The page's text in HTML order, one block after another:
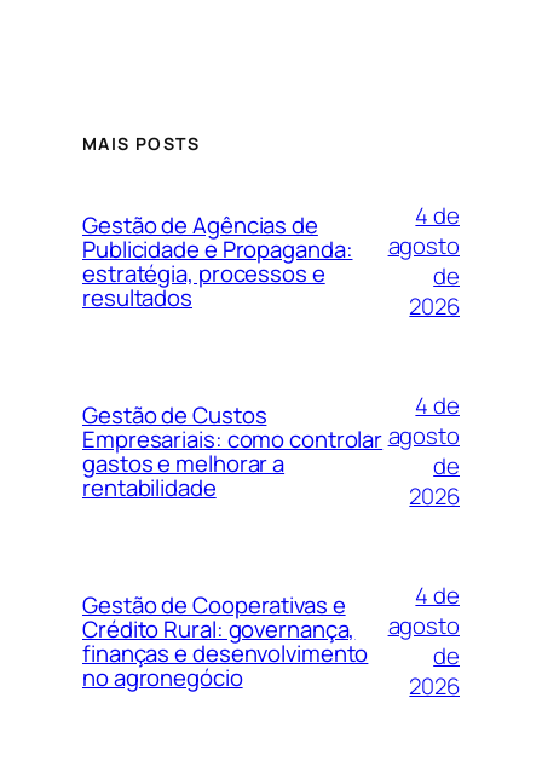
MAIS POSTS
Gestão de Agências de
Publicidade e Propaganda:
estratégia, processos e
resultados
4 de
agosto
de
2026
Gestão de Custos
Empresariais: como controlar
gastos e melhorar a
rentabilidade
4 de
agosto
de
2026
Gestão de Cooperativas e
Crédito Rural: governança,
finanças e desenvolvimento
no agronegócio
4 de
agosto
de
2026